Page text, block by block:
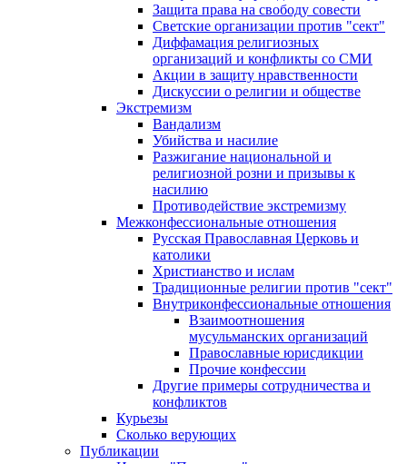
Защита права на свободу совести
Светские организации против "сект"
Диффамация религиозных
организаций и конфликты со СМИ
Акции в защиту нравственности
Дискуссии о религии и обществе
Экстремизм
Вандализм
Убийства и насилие
Разжигание национальной и
религиозной розни и призывы к
насилию
Противодействие экстремизму
Межконфессиональные отношения
Русская Православная Церковь и
католики
Христианство и ислам
Традиционные религии против "сект"
Внутриконфессиональные отношения
Взаимоотношения
мусульманских организаций
Православные юрисдикции
Прочие конфессии
Другие примеры сотрудничества и
конфликтов
Курьезы
Сколько верующих
Публикации